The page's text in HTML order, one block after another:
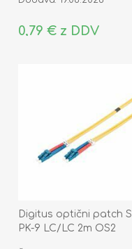
0,79 € z DDV
Digitus optični patch
PK-9 LC/LC 2m OS2